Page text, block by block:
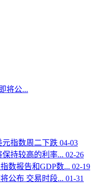
将公...
指数周二下跌 04-03
持较高的利率... 02-26
数报告和GDP数... 02-19
公布 交易时段... 01-31